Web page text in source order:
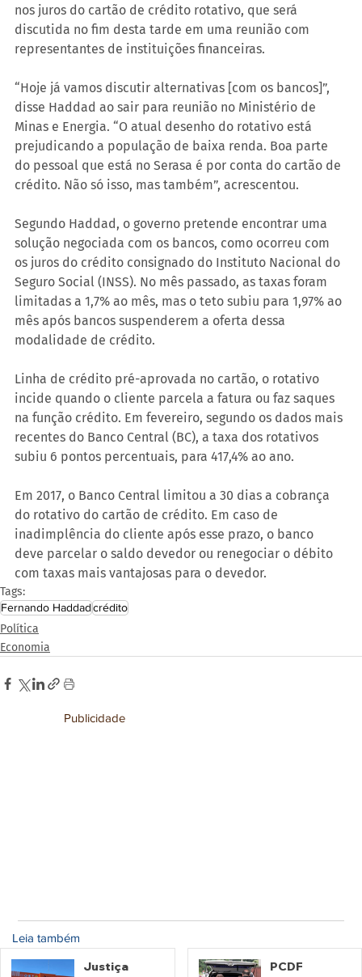
nos juros do cartão de crédito rotativo, que será
discutida no fim desta tarde em uma reunião com
representantes de instituições financeiras.
“Hoje já vamos discutir alternativas [com os bancos]”,
disse Haddad ao sair para reunião no Ministério de
Minas e Energia. “O atual desenho do rotativo está
prejudicando a população de baixa renda. Boa parte
do pessoal que está no Serasa é por conta do cartão de
crédito. Não só isso, mas também”, acrescentou.
Segundo Haddad, o governo pretende encontrar uma
solução negociada com os bancos, como ocorreu com
os juros do crédito consignado do Instituto Nacional do
Seguro Social (INSS). No mês passado, as taxas foram
limitadas a 1,7% ao mês, mas o teto subiu para 1,97% ao
mês após bancos suspenderem a oferta dessa
modalidade de crédito.
Linha de crédito pré-aprovada no cartão, o rotativo
incide quando o cliente parcela a fatura ou faz saques
na função crédito. Em fevereiro, segundo os dados mais
recentes do Banco Central (BC), a taxa dos rotativos
subiu 6 pontos percentuais, para 417,4% ao ano.
Em 2017, o Banco Central limitou a 30 dias a cobrança
do rotativo do cartão de crédito. Em caso de
inadimplência do cliente após esse prazo, o banco
deve parcelar o saldo devedor ou renegociar o débito
com taxas mais vantajosas para o devedor.
Tags:
Fernando Haddadcrédito
Política
Economia
Publicidade
Leia também
Justiça
PCDF